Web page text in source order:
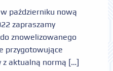
październiku nową
zapraszamy
znowelizowanego
przygotowujące
z aktualną normą […]